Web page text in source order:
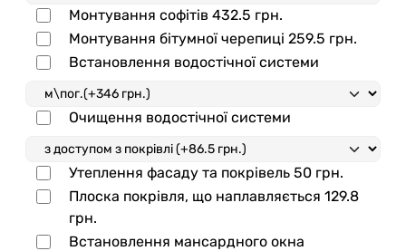
Монтування софітів 432.5 грн.
Монтування бітумної черепиці 259.5 грн.
Встановлення водостічної системи
Очищення водостічної системи
Утеплення фасаду та покрівель 50 грн.
Плоска покрівля, що наплавляється 129.8
грн.
Встановлення мансардного окна